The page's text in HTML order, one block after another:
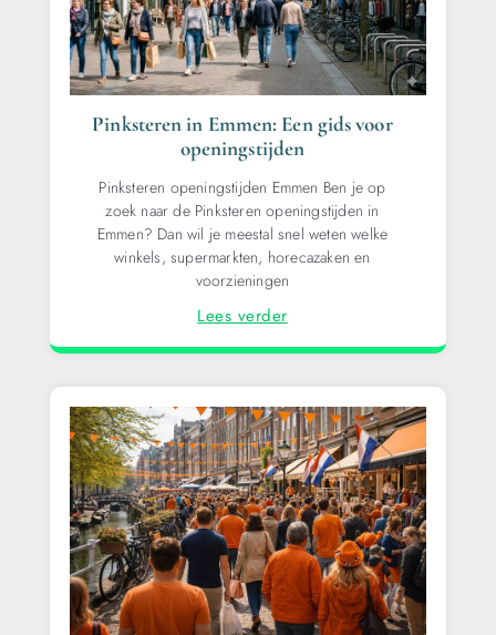
Pinksteren in Emmen: Een gids voor
openingstijden
Pinksteren openingstijden Emmen Ben je op
zoek naar de Pinksteren openingstijden in
Emmen? Dan wil je meestal snel weten welke
winkels, supermarkten, horecazaken en
voorzieningen
Lees verder